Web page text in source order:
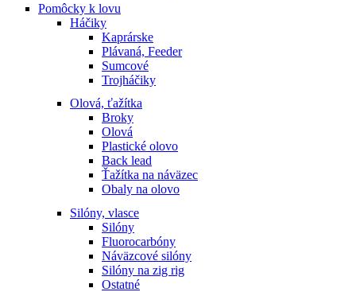
Pomôcky k lovu
Háčiky
Kaprárske
Plávaná, Feeder
Sumcové
Trojháčiky
Olová, ťažítka
Broky
Olová
Plastické olovo
Back lead
Ťažítka na náväzec
Obaly na olovo
Silóny, vlasce
Silóny
Fluorocarbóny
Náväzcové silóny
Silóny na zig rig
Ostatné